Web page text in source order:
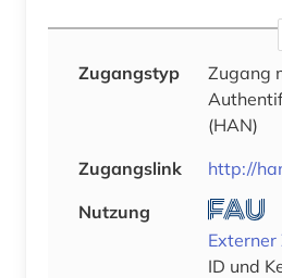
Zugangstyp
Zugang
(HAN)
Zugangslink
http://
Nutzung
ID und